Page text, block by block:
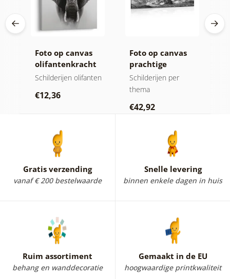
Foto op canvas
olifantenkracht
en rust
Schilderijen olifanten
€12,36
Foto op canvas
prachtige
bergtop in zwart-
wit
Schilderijen per
thema
€42,92
Gratis verzending
vanaf € 200 bestelwaarde
Snelle levering
binnen enkele dagen in huis
Ruim assortiment
behang en wanddecoratie
Gemaakt in de EU
hoogwaardige printkwaliteit